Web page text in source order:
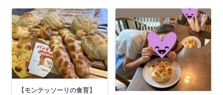
【モンテッソーリの食育】